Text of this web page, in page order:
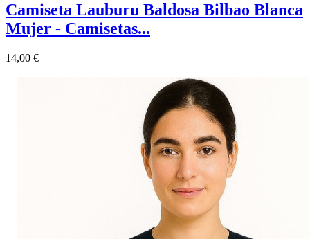
Camiseta Lauburu Baldosa Bilbao Blanca
Mujer - Camisetas...
Precio
14,00 €